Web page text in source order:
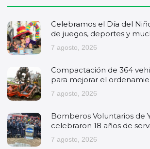
Celebramos el Día del
de juegos, deportes y
7 agosto, 2026
Compactación de 364
para mejorar el
7 agosto, 2026
Bomberos Voluntarios de
celebraron 18 años de
7 agosto, 2026